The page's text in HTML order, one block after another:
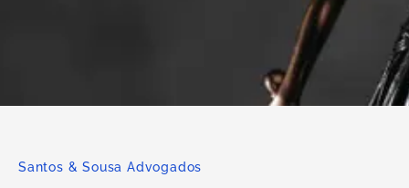
Santos & Sousa Advogados